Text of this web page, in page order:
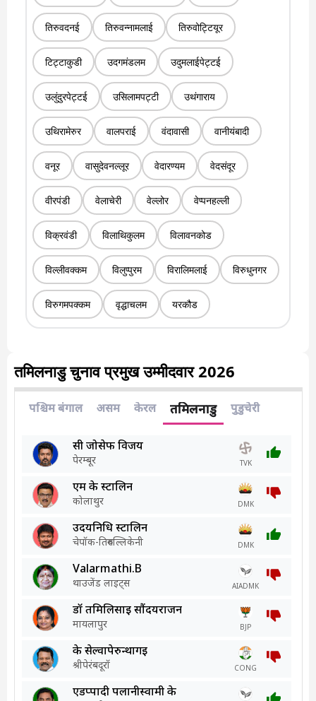
तिरुवदनई तिरुवन्नामलाई तिरुवोट्टियूर
टिट्टाकुडी उदगमंडलम उदुमलाईपेट्टई
उलुंदुरपेट्टई उसिलामपट्टी उथंगाराय
उथिरामेरुर वालपराई वंदावासी वानीयंबादी
वनूर वासुदेवनल्लूर वेदारण्यम वेदसंदूर
वीरपंडी वेलाचेरी वेल्लोर वेप्पनहल्ली
विक्रवंडी विलाथिकुलम विलावनकोड
विल्लीवक्कम विलुप्पुरम विरालिमलाई विरुधुनगर
विरुगमपक्कम वृद्धाचलम यरकौड
तमिलनाडु चुनाव प्रमुख उम्मीदवार 2026